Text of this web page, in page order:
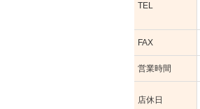
TEL
FAX
営業時間
店休日